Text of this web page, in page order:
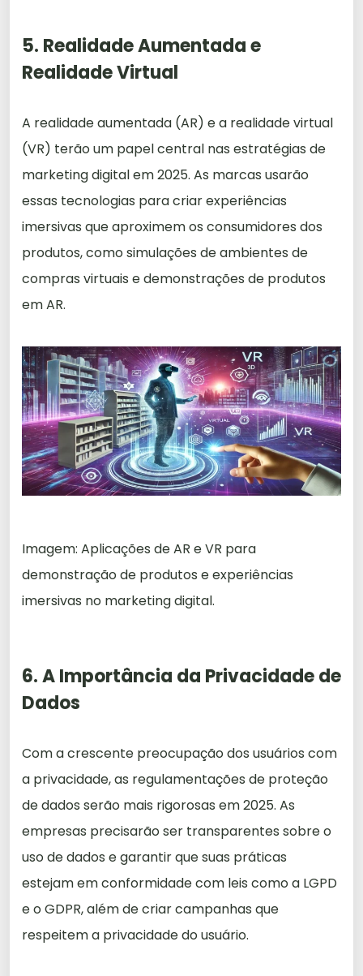
5. Realidade Aumentada e
Realidade Virtual
A realidade aumentada (AR) e a realidade virtual
(VR) terão um papel central nas estratégias de
marketing digital em 2025. As marcas usarão
essas tecnologias para criar experiências
imersivas que aproximem os consumidores dos
produtos, como simulações de ambientes de
compras virtuais e demonstrações de produtos
em AR.
Imagem: Aplicações de AR e VR para
demonstração de produtos e experiências
imersivas no marketing digital.
6. A Importância da Privacidade de
Dados
Com a crescente preocupação dos usuários com
a privacidade, as regulamentações de proteção
de dados serão mais rigorosas em 2025. As
empresas precisarão ser transparentes sobre o
uso de dados e garantir que suas práticas
estejam em conformidade com leis como a LGPD
e o GDPR, além de criar campanhas que
respeitem a privacidade do usuário.